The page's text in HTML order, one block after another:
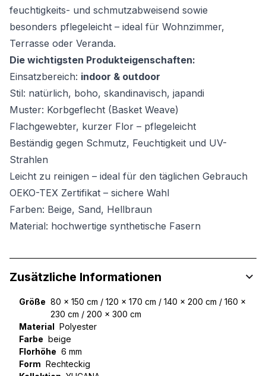
feuchtigkeits- und schmutzabweisend sowie
besonders pflegeleicht – ideal für Wohnzimmer,
Terrasse oder Veranda.
Die wichtigsten Produkteigenschaften:
Einsatzbereich: indoor & outdoor
Stil: natürlich, boho, skandinavisch, japandi
Muster: Korbgeflecht (Basket Weave)
Flachgewebter, kurzer Flor – pflegeleicht
Beständig gegen Schmutz, Feuchtigkeit und UV-
Strahlen
Leicht zu reinigen – ideal für den täglichen Gebrauch
OEKO-TEX Zertifikat – sichere Wahl
Farben: Beige, Sand, Hellbraun
Material: hochwertige synthetische Fasern
Zusätzliche Informationen
Größe 80 x 150 cm / 120 x 170 cm / 140 x 200 cm / 160 x
230 cm / 200 x 300 cm
Material Polyester
Farbe beige
Florhöhe 6 mm
Form Rechteckig